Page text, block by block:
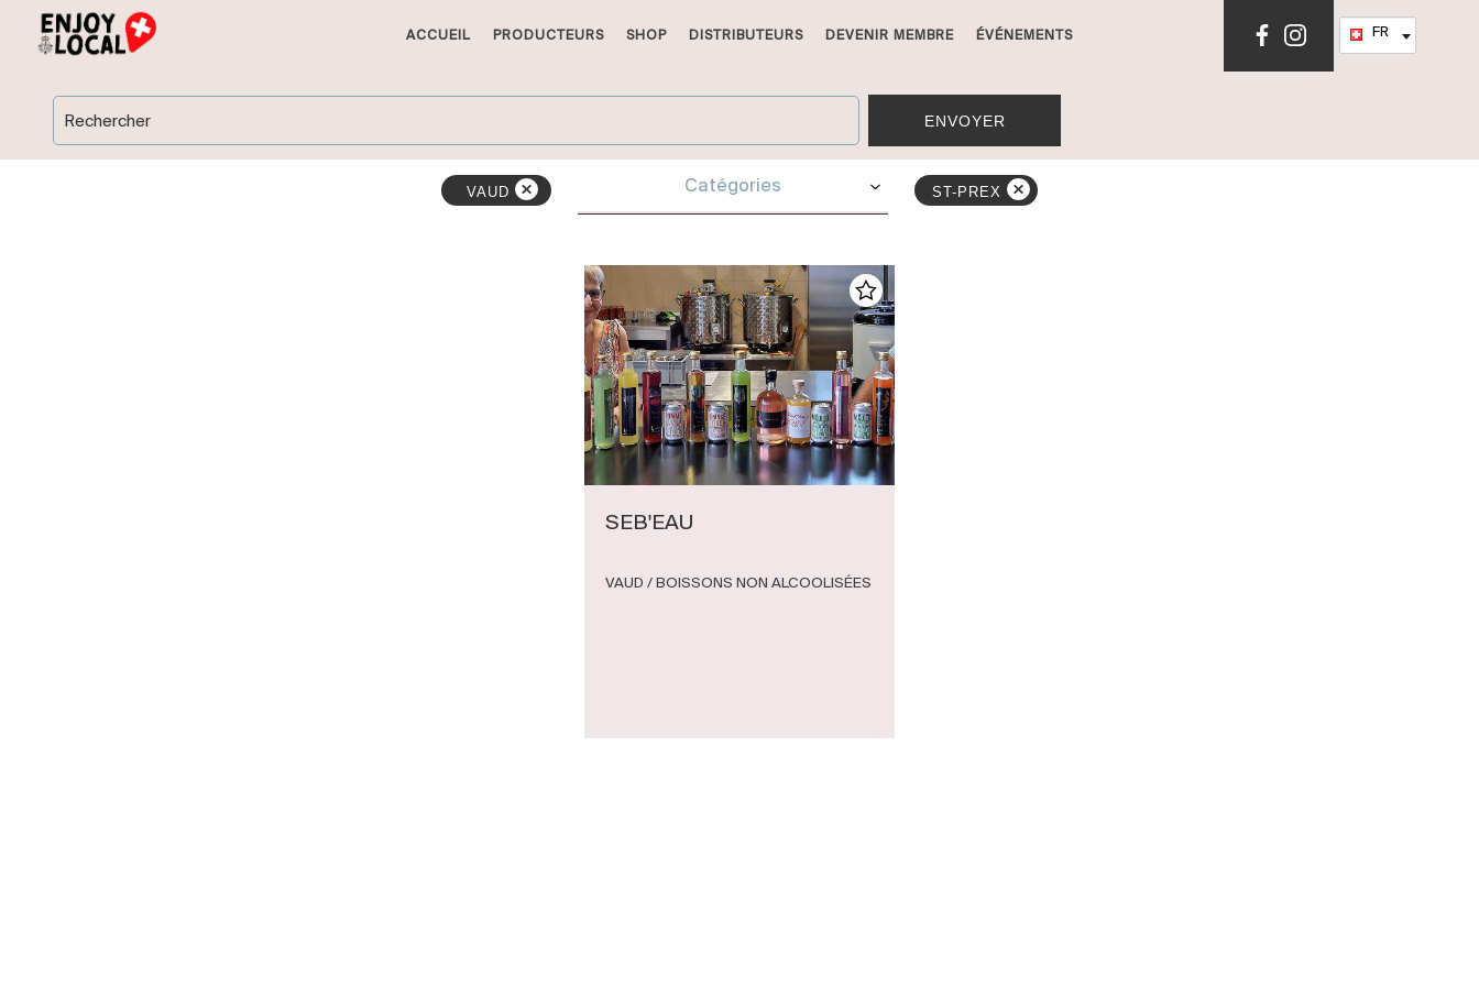
ACCUEIL PRODUCTEURS SHOP DISTRIBUTEURS DEVENIR MEMBRE ÉVÉNEMENTS FR
Language
Rechercher ENVOYER
VAUD Catégories ST-PREX
SEB'EAU
VAUD / BOISSONS NON ALCOOLISÉES